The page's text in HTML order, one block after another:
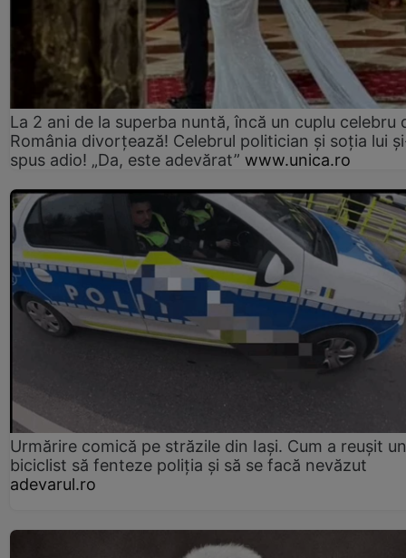
La 2 ani de la superba nuntă, încă un cuplu celebru
România divorțează! Celebrul politician și soția lui
spus adio! „Da, este adevărat” www.unica.ro
Urmărire comică pe străzile din Iași. Cum a reușit un
biciclist să fenteze poliția și să se facă nevăzut
adevarul.ro